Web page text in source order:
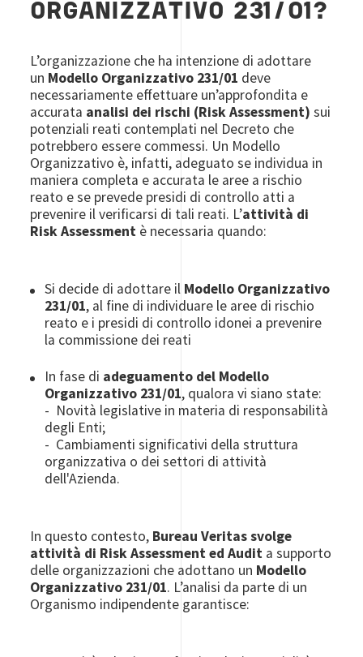
ORGANIZZATIVO 231/01?
L’organizzazione che ha intenzione di adottare
un Modello Organizzativo 231/01 deve
necessariamente effettuare un’approfondita e
accurata analisi dei rischi (Risk Assessment) sui
potenziali reati contemplati nel Decreto che
potrebbero essere commessi. Un Modello
Organizzativo è, infatti, adeguato se individua in
maniera completa e accurata le aree a rischio
reato e se prevede presidi di controllo atti a
prevenire il verificarsi di tali reati. L’attività di
Risk Assessment è necessaria quando:
Si decide di adottare il Modello Organizzativo
231/01, al fine di individuare le aree di rischio
reato e i presidi di controllo idonei a prevenire
la commissione dei reati
In fase di adeguamento del Modello
Organizzativo 231/01, qualora vi siano state:
- Novità legislative in materia di responsabilità
degli Enti;
- Cambiamenti significativi della struttura
organizzativa o dei settori di attività
dell'Azienda.
In questo contesto, Bureau Veritas svolge
attività di Risk Assessment ed Audit a supporto
delle organizzazioni che adottano un Modello
Organizzativo 231/01. L’analisi da parte di un
Organismo indipendente garantisce: